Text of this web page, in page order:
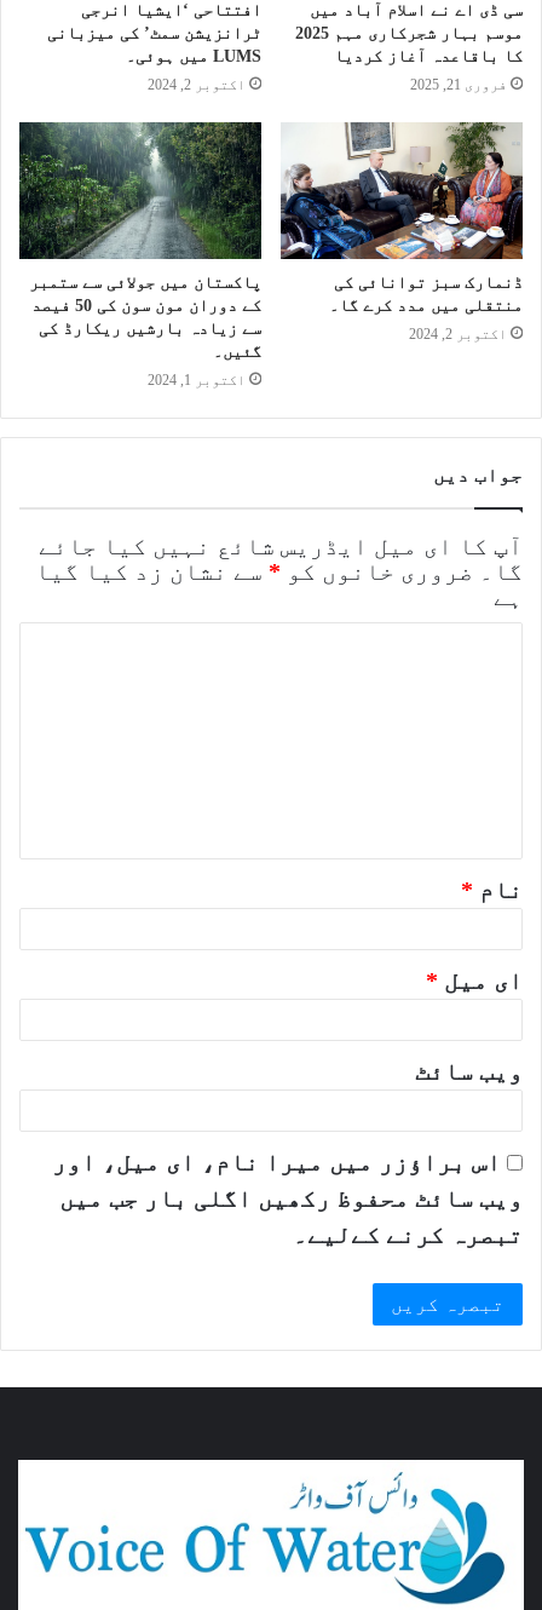
سی ڈی اے نے اسلام آباد میں
موسم بہار شجرکاری مہم 2025
کا باقاعدہ آغاز کردیا
فروری 21, 2025
افتتاحی ‘ایشیا انرجی
ٹرانزیشن سمٹ’ کی میزبانی
LUMS میں ہوئی۔
اکتوبر 2, 2024
ڈنمارک سبز توانائی کی
منتقلی میں مدد کرے گا۔
اکتوبر 2, 2024
پاکستان میں جولائی سے ستمبر
کے دوران مون سون کی 50 فیصد
سے زیادہ بارشیں ریکارڈ کی
گئیں۔
اکتوبر 1, 2024
جواب دیں
آپ کا ای میل ایڈریس شائع نہیں کیا جائے
گا۔
ضروری خانوں کو * سے نشان زد کیا گیا
ہے
نام *
ای میل *
ویب‌ سائٹ
اس براؤزر میں میرا نام، ای میل، اور
ویب سائٹ محفوظ رکھیں اگلی بار جب میں
تبصرہ کرنے کےلیے۔